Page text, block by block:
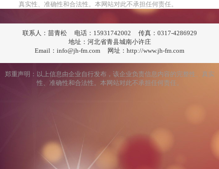
真实性、准确性和合法性。本网站对此不承担任何责任。
联系人：苗青松 电话：15931742002
传真：0317-4286929
地址：河北省青县城南小许庄
Email：info@jh-fm.com
网址：http://www.jh-fm.com
郑重声明：以上信息由企业自行发布，该企业负责信息内容的完整性、真实
性、准确性和合法性。本网站对此不承担任何责任。